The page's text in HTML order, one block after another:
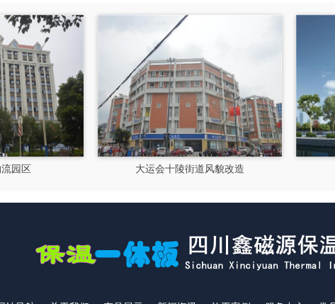
大运会十陵街道风貌改造